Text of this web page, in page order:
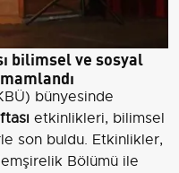
bilimsel ve sosyal
bünyesinde
etkinlikleri, bilimsel
son buldu. Etkinlikler,
Bölümü ile